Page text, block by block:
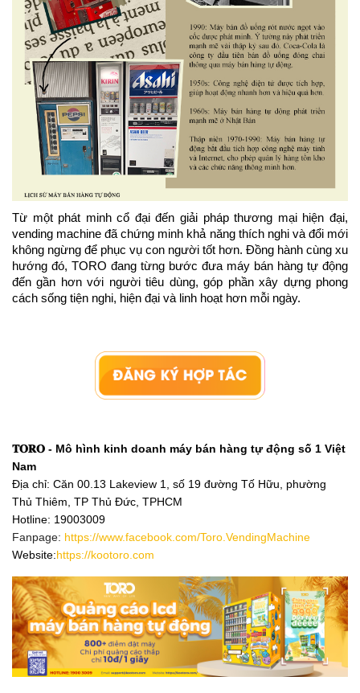
Từ một phát minh cổ đại đến giải pháp thương mại hiện đại,
vending machine đã chứng minh khả năng thích nghi và đổi mới
không ngừng để phục vụ con người tốt hơn. Đồng hành cùng xu
hướng đó, TORO đang từng bước đưa máy bán hàng tự động
đến gần hơn với người tiêu dùng, góp phần xây dựng phong
cách sống tiện nghi, hiện đại và linh hoạt hơn mỗi ngày.
𝐓𝐎𝐑𝐎 - Mô hình kinh doanh máy bán hàng tự động số 1 Việt
Nam
Địa chỉ: Căn 00.13 Lakeview 1, số 19 đường Tố Hữu, phường
Thủ Thiêm, TP Thủ Đức, TPHCM
Hotline: 19003009
Fanpage: https://www.facebook.com/Toro.VendingMachine
Website:https://kootoro.com